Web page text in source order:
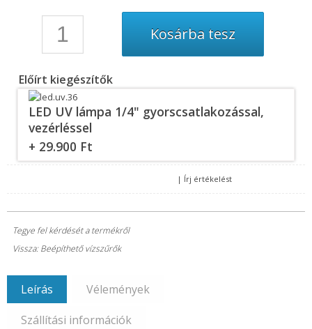
Előírt kiegészítők
LED UV lámpa 1/4" gyorscsatlakozással,
vezérléssel
+ 29.900 Ft
| Írj értékelést
Tegye fel kérdését a termékről
Vissza: Beépíthető vízszűrők
Leírás
Vélemények
Szállítási információk